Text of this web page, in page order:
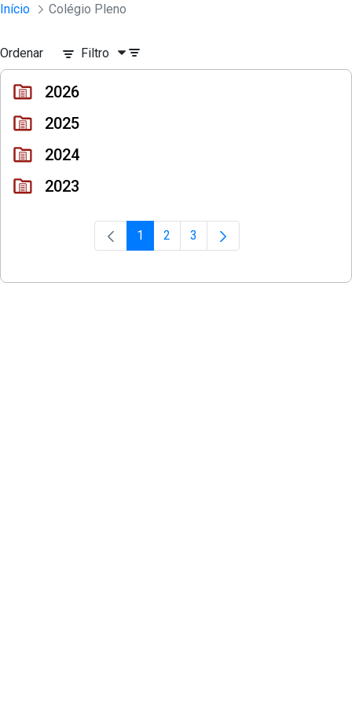
Pular para o Conteúdo principal
Sessões e Reuniões - Documentos
Início Colégio Pleno
Ordenar Filtro
2026
2025
2024
2023
Página
1 Página
2 Página
3